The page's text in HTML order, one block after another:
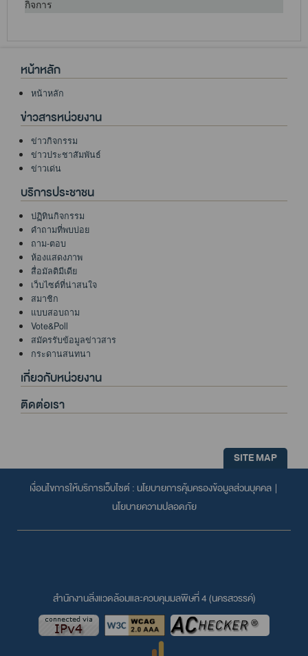
หน้าหลัก
หน้าหลัก
ข่าวสารหน่วยงาน
ข่าวกิจกรรม
ข่าวประชาสัมพันธ์
ข่าวเด่น
บริการประชาชน
ปฏิทินกิจกรรม
คำถามที่พบบ่อย
ถาม-ตอบ
ห้องแสดงภาพ
สื่อมัลติมีเดีย
เว็บไซต์ที่น่าสนใจ
สมาชิก
แบบสอบถาม
Vote&Poll
สมัครรับข้อมูลข่าวสาร
กระดานสนทนา
เกี่ยวกับหน่วยงาน
ติดต่อเรา
SITE MAP
เงื่อนไขการให้บริการเว็บไซต์ : นโยบายการคุ้มครองข้อมูลส่วนบุคคล |
นโยบายความปลอดภัย
สำนักงานสิ่งแวดล้อมและควบคุมมลพิษที่ 4 (นครสวรรค์)